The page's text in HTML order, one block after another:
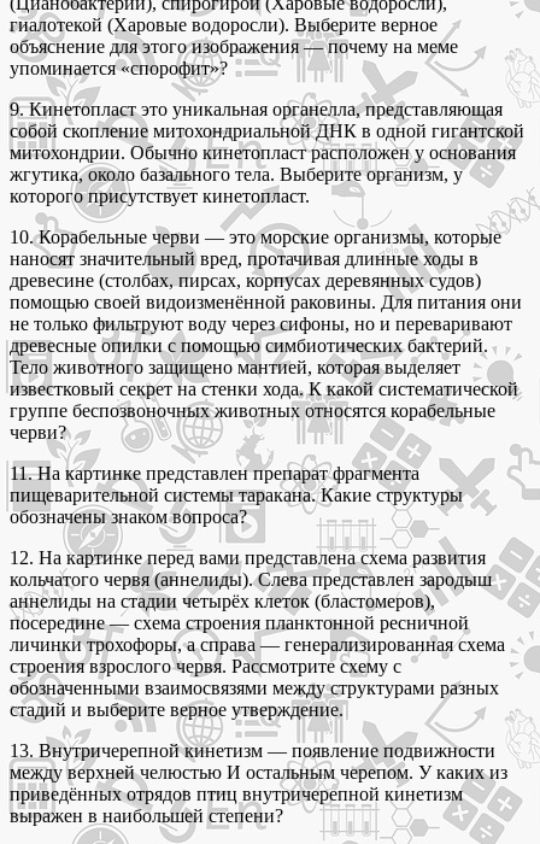
гиалотекой (Харовые водоросли). Выберите верное
объяснение для этого изображения — почему на меме
упоминается «спорофит»?
9. Кинетопласт это уникальная органелла, представляющая
собой скопление митохондриальной ДНК в одной гигантской
митохондрии. Обычно кинетопласт расположен у основания
жгутика, около базального тела. Выберите организм, у
которого присутствует кинетопласт.
10. Корабельные черви — это морские организмы, которые
наносят значительный вред, протачивая длинные ходы в
древесине (столбах, пирсах, корпусах деревянных судов)
помощью своей видоизменённой раковины. Для питания они
не только фильтруют воду через сифоны, но и переваривают
древесные опилки с помощью симбиотических бактерий.
Тело животного защищено мантией, которая выделяет
известковый секрет на стенки хода. К какой систематической
группе беспозвоночных животных относятся корабельные
черви?
11. На картинке представлен препарат фрагмента
пищеварительной системы таракана. Какие структуры
обозначены знаком вопроса?
12. На картинке перед вами представлена схема развития
кольчатого червя (аннелиды). Слева представлен зародыш
аннелиды на стадии четырёх клеток (бластомеров),
посередине — схема строения планктонной ресничной
личинки трохофоры, а справа — генерализированная схема
строения взрослого червя. Рассмотрите схему с
обозначенными взаимосвязями между структурами разных
стадий и выберите верное утверждение.
13. Внутричерепной кинетизм — появление подвижности
между верхней челюстью И остальным черепом. У каких из
приведённых отрядов птиц внутричерепной кинетизм
выражен в наибольшей степени?